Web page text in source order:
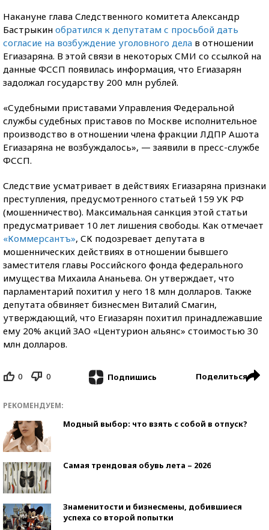
Накануне глава Следственного комитета Александр
Бастрыкин обратился к депутатам с просьбой дать
согласие на возбуждение уголовного дела в отношении
Егиазаряна. В этой связи в некоторых СМИ со ссылкой на
данные ФССП появилась информация, что Егиазарян
задолжал государству 200 млн рублей.
«Судебными приставами Управления Федеральной
службы судебных приставов по Москве исполнительное
производство в отношении члена фракции ЛДПР Ашота
Егиазаряна не возбуждалось», — заявили в пресс-службе
ФССП.
Следствие усматривает в действиях Егиазаряна признаки
преступления, предусмотренного статьей 159 УК РФ
(мошенничество). Максимальная санкция этой статьи
предусматривает 10 лет лишения свободы. Как отмечает
«Коммерсантъ», СК подозревает депутата в
мошеннических действиях в отношении бывшего
заместителя главы Российского фонда федерального
имущества Михаила Ананьева. Он утверждает, что
парламентарий похитил у него 18 млн долларов. Также
депутата обвиняет бизнесмен Виталий Смагин,
утверждающий, что Егиазарян похитил принадлежавшие
ему 20% акций ЗАО «Центурион альянс» стоимостью 30
млн долларов.
0 0 Подпишись Поделиться
РЕКОМЕНДУЕМ:
Модный выбор: что взять с собой в отпуск?
Самая трендовая обувь лета – 2026
Знаменитости и бизнесмены, добившиеся
успеха со второй попытки